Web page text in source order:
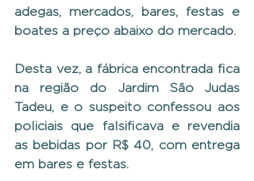
adegas, mercados, bares, festas e
boates a preço abaixo do mercado.
Desta vez, a fábrica encontrada fica
na região do Jardim São Judas
Tadeu, e o suspeito confessou aos
policiais que falsificava e revendia
as bebidas por R$ 40, com entrega
em bares e festas.